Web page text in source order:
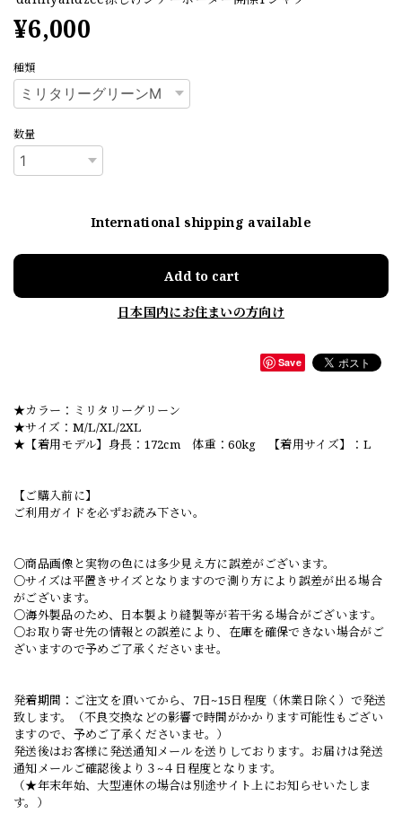
¥6,000
種類
数量
International shipping available
Add to cart
日本国内にお住まいの方向け
Save
★カラー：ミリタリーグリーン
★サイズ：M/L/XL/2XL
★【着用モデル】身長：172cm 体重：60kg 【着用サイズ】：L
【ご購入前に】
ご利用ガイドを必ずお読み下さい。
○商品画像と実物の色には多少見え方に誤差がございます。
○サイズは平置きサイズとなりますので測り方により誤差が出る場合
がございます。
○海外製品のため、日本製より縫製等が若干劣る場合がございます。
○お取り寄せ先の情報との誤差により、在庫を確保できない場合がご
ざいますので予めご了承くださいませ。
発着期間：ご注文を頂いてから、7日~15日程度（休業日除く）で発送
致します。（不良交換などの影響で時間がかかります可能性もござい
ますので、予めご了承くださいませ。）
発送後はお客様に発送通知メールを送りしております。お届けは発送
通知メールご確認後より３~４日程度となります。
（★年末年始、大型連休の場合は別途サイト上にお知らせいたしま
す。）